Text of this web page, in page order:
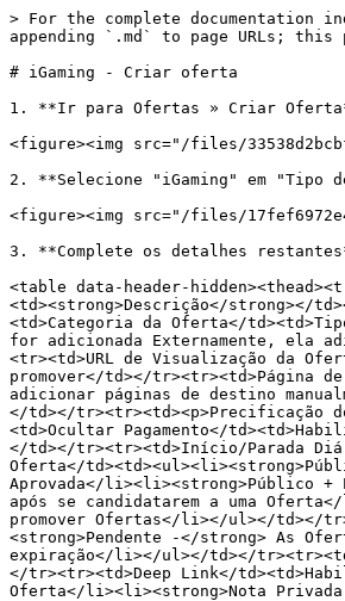
> For the complete documentation
appending `.md` to page URLs;
# iGaming - Criar oferta
1. **Ir para Ofertas » Criar
<figure><img src="/files/
2. **Selecione "iGaming" em "Tipo
<figure><img src="/files/
3. **Complete os detalhes
<table data-header-
<td><strong>Descrição</strong></
<td>Categoria da Oferta</
for adicionada Externamente, ela
<tr><td>URL de Visualização da
promover</td></tr><tr><td>Página
adicionar páginas de destino
</td></tr><tr><td><p>Precificação
<td>Ocultar Pagamento</
</td></tr><tr><td>Início/Parada
Oferta</
Aprovada</li><li><strong>Público
após se candidatarem a uma
promover Ofertas</li></ul></td></
<strong>Pendente -</strong> As
expiração</li></ul></td></
</tr><tr><td>Deep Link</
Oferta</li><li><strong>Nota